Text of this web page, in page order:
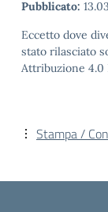
Pubblicato:
Eccetto dove
stato rilasciato
Attribuzione 4.0
Stampa /